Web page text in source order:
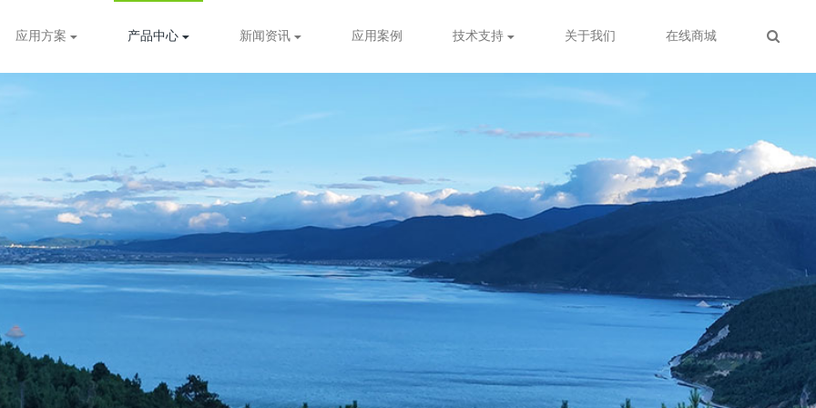
应用方案 产品中心 新闻资讯 应用案例 技术支持 关于我们 在线商城